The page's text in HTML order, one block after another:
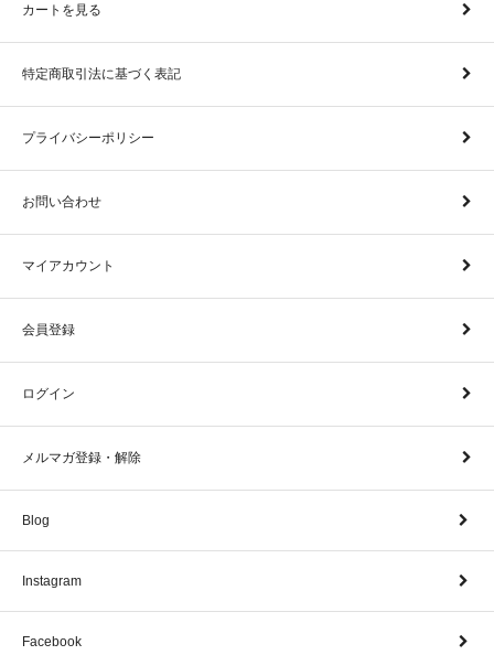
カートを見る
特定商取引法に基づく表記
プライバシーポリシー
お問い合わせ
マイアカウント
会員登録
ログイン
メルマガ登録・解除
Blog
Instagram
Facebook